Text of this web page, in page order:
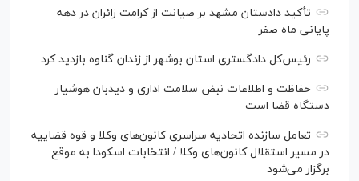
تأکید دادستان مشهد بر صیانت از کرامت زائران در دهه
پایانی ماه صفر
رئیس‌کل دادگستری استان بوشهر از زندان گناوه بازدید کرد
حفاظت و اطلاعات نبض سلامت اداری و دیدبان هوشیار
دستگاه قضا است
تعامل سازنده اتحادیه سراسری کانون‌های وکلا و قوه قضاییه
در مسیر استقلال کانون‌های وکلا / انتخابات اسکودا به موقع
برگزار می‌شود